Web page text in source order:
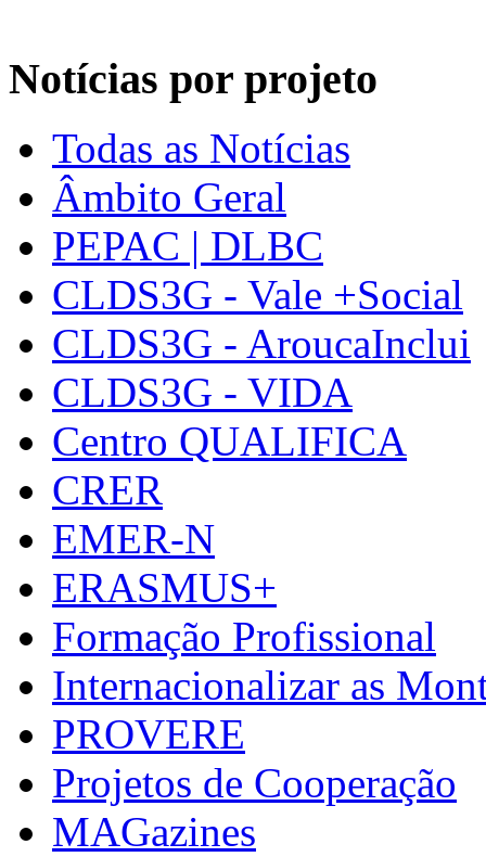
Notícias por projeto
Todas as Notícias
Âmbito Geral
PEPAC | DLBC
CLDS3G - Vale +Social
CLDS3G - AroucaInclui
CLDS3G - VIDA
Centro QUALIFICA
CRER
EMER-N
ERASMUS+
Formação Profissional
Internacionalizar as
PROVERE
Projetos de Cooperação
MAGazines